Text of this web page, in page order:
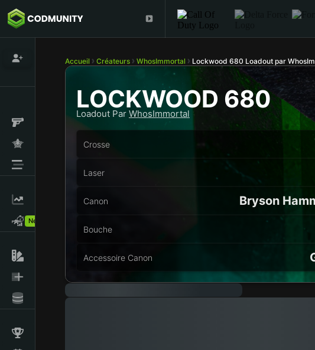
New!
Accueil Créateurs WhosImmortal Lockwood 680 Loadout par
LOCKWOOD 680
Loadout Par WhosImmortal
Crosse
Laser
Canon Bryson
Bouche
Accessoire Canon